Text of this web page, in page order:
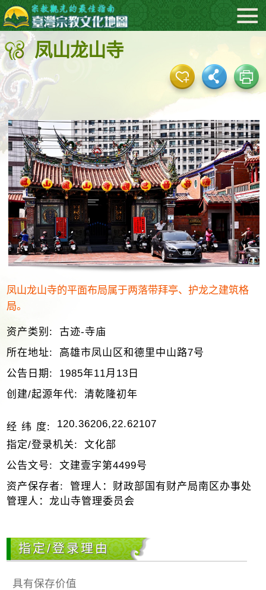
跳
到
主
要
内
容
区
块
:::
凤山龙山寺
凤山龙山寺的平面布局属于两落带拜亭、护龙之建筑格
局。
资产类别:
古迹-寺庙
所在地址:
高雄市凤山区和德里中山路7号
公告日期:
1985年11月13日
创建/起源年代:
清乾隆初年
经 纬 度:
120.36206,22.62107
指定/登录机关:
文化部
公告文号:
文建壹字第4499号
资产保存者:
管理人：财政部国有财产局南区办事处
管理人：龙山寺管理委员会
指定/登录理由
具有保存价值